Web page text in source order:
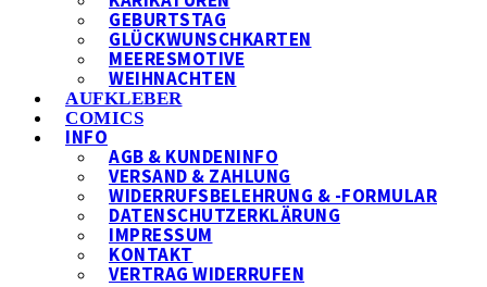
GEBURTSTAG
GLÜCKWUNSCHKARTEN
MEERESMOTIVE
WEIHNACHTEN
AUFKLEBER
COMICS
INFO
AGB & KUNDENINFO
VERSAND & ZAHLUNG
WIDERRUFSBELEHRUNG & -FORMULAR
DATENSCHUTZERKLÄRUNG
IMPRESSUM
KONTAKT
VERTRAG WIDERRUFEN